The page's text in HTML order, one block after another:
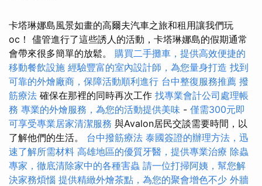
卡塔琳娜島風景如畫的高爾夫汽車之旅和租用讓我們玩
oc！ 儘管進行了這些誘人的活動，卡塔琳娜島的假期通常
會帶來很多簡單的放鬆。 購買二手攤車，提供高效便捷的
移動餐飲設施 經驗豐富的室內設計師，為您量身打造 找到
可靠的外燴廠商，保障活動順利進行 台中整復服務推薦 撥
筋療法 確保在那裡的同時再次工作 找專業會計公司處理帳
務 專業的外燴服務，為您的活動提供美味 - 僅需300元即
可享受專業居家清潔服務 與Avalon居民交談需要時間，以
了解他們的生活。 台中撥筋療法 泰國簽證的辦理方法，迅
速了解所需材料 高雄地區的優質牙醫，提供專業治療 除蟲
專家，徹底清除家中的各種害蟲 請一位打掃阿姨，幫您解
決家務煩惱 提供精緻外燴茶點，為您的聚會增色不少 外牆